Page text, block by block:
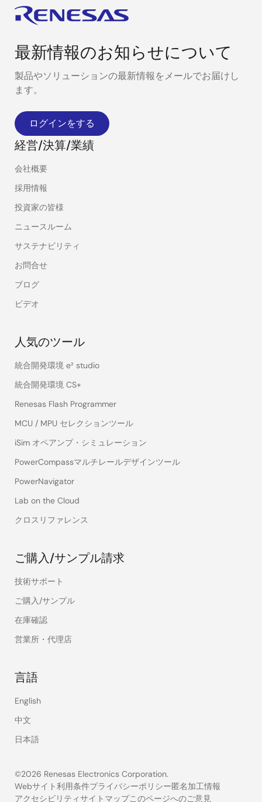
最新情報のお知らせについて
製品やソリューションの最新情報をメールでお届けし
ます。
ログインをする
経営/決算/業績
会社概要
採用情報
投資家の皆様
ニュースルーム
サステナビリティ
お問合せ
ブログ
ビデオ
人気のツール
統合開発環境 e² studio
統合開発環境 CS+
Renesas Flash Programmer
MCU / MPU セレクションツール
iSim オペアンプ・シミュレーション
PowerCompassマルチレールデザインツール
PowerNavigator
Lab on the Cloud
クロスリファレンス
ご購入/サンプル請求
技術サポート
ご購入/サンプル
在庫確認
営業所・代理店
言語
English
中文
日本語
©2026 Renesas Electronics Corporation.
Webサイト利用条件プライバシーポリシー匿名加工情報
アクセシビリティサイトマップこのページへのご意見